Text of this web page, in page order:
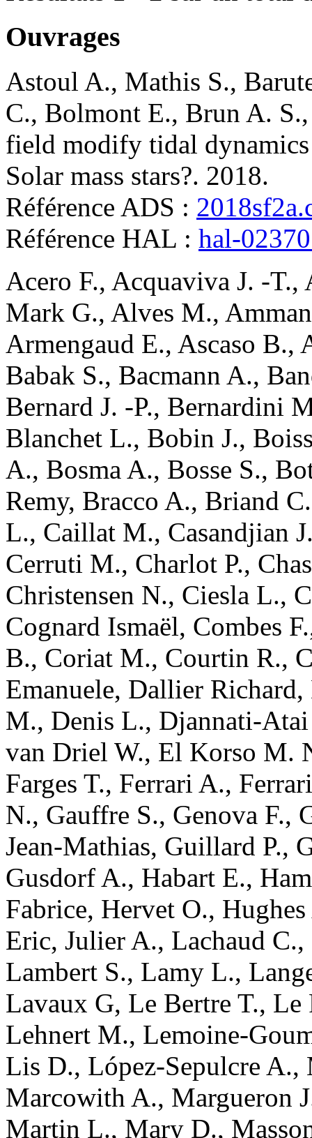
Ouvrages
Astoul A., Mathis S.,
C., Bolmont E., Brun A. S.
field modify tidal
Solar mass stars?. 2018.
Référence ADS :
Référence HAL : hal-
Acero F., Acquaviva J. -T.,
Mark G., Alves M.,
Armengaud E., Ascaso B.,
Babak S., Bacmann A.,
Bernard J. -P., Bernardini
Blanchet L., Bobin J.,
A., Bosma A., Bosse S.,
Remy, Bracco A., Briand C.
L., Caillat M., Casandjian
Cerruti M., Charlot P.,
Christensen N., Ciesla L.,
Cognard Ismaël, Combes F.
B., Coriat M., Courtin R.,
Emanuele, Dallier Richard,
M., Denis L., Djannati-Atai
van Driel W., El Korso M.
Farges T., Ferrari A., Ferrari
N., Gauffre S., Genova F.,
Jean-Mathias, Guillard P.,
Gusdorf A., Habart E.,
Fabrice, Hervet O., Hughes
Eric, Julier A., Lachaud C.,
Lambert S., Lamy L.,
Lavaux G, Le Bertre T., Le
Lehnert M., Lemoine-
Lis D., López-Sepulcre A.,
Marcowith A., Margueron
Martin L., Mary D.,